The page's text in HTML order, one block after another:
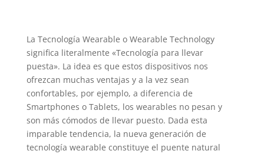
La Tecnología Wearable o Wearable Technology
significa literalmente «Tecnología para llevar
puesta». La idea es que estos dispositivos nos
ofrezcan muchas ventajas y a la vez sean
confortables, por ejemplo, a diferencia de
Smartphones o Tablets, los wearables no pesan y
son más cómodos de llevar puesto. Dada esta
imparable tendencia, la nueva generación de
tecnología wearable constituye el puente natural